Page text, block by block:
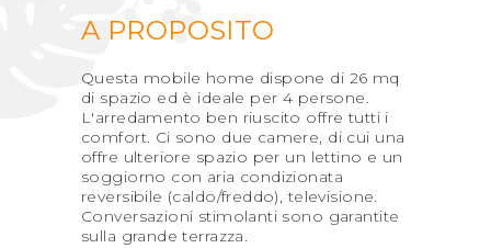
A PROPOSITO
Questa mobile home dispone di 26 mq
di spazio ed è ideale per 4 persone.
L'arredamento ben riuscito offre tutti i
comfort. Ci sono due camere, di cui una
offre ulteriore spazio per un lettino e un
soggiorno con aria condizionata
reversibile (caldo/freddo), televisione.
Conversazioni stimolanti sono garantite
sulla grande terrazza.